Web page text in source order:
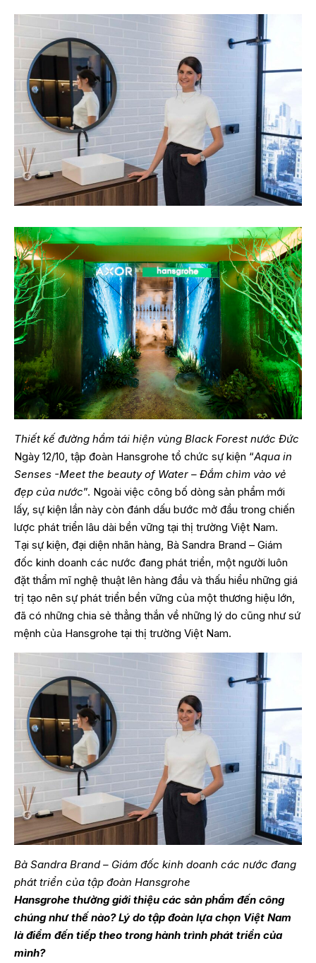
Thiết kế đường hầm tái hiện vùng Black Forest nước Đức
Ngày 12/10, tập đoàn Hansgrohe tổ chức sự kiện “Aqua in
Senses -Meet the beauty of Water – Đắm chìm vào vẻ
đẹp của nước”. Ngoài việc công bố dòng sản phẩm mới
lấy, sự kiện lần này còn đánh dấu bước mở đầu trong chiến
lược phát triển lâu dài bền vững tại thị trường Việt Nam.
Tại sự kiện, đại diện nhãn hàng, Bà Sandra Brand – Giám
đốc kinh doanh các nước đang phát triển, một người luôn
đặt thẩm mĩ nghệ thuật lên hàng đầu và thấu hiểu những giá
trị tạo nên sự phát triển bền vững của một thương hiệu lớn,
đã có những chia sẻ thẳng thắn về những lý do cũng như sứ
mệnh của Hansgrohe tại thị trường Việt Nam.
Bà Sandra Brand – Giám đốc kinh doanh các nước đang
phát triển của tập đoàn Hansgrohe
Hansgrohe thường giới thiệu các sản phẩm đến công
chúng như thế nào? Lý do tập đoàn lựa chọn Việt Nam
là điểm đến tiếp theo trong hành trình phát triển của
mình?